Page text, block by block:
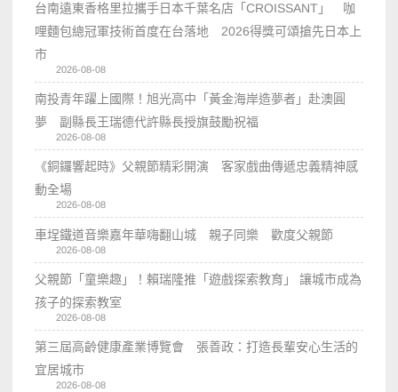
台南遠東香格里拉攜手日本千葉名店「CROISSANT」 咖
哩麵包總冠軍技術首度在台落地 2026得獎可頌搶先日本上
市
2026-08-08
南投青年躍上國際！旭光高中「黃金海岸造夢者」赴澳圓
夢 副縣長王瑞德代許縣長授旗鼓勵祝福
2026-08-08
《銅鑼響起時》父親節精彩開演 客家戲曲傳遞忠義精神感
動全場
2026-08-08
車埕鐵道音樂嘉年華嗨翻山城 親子同樂 歡度父親節
2026-08-08
父親節「童樂趣」！賴瑞隆推「遊戲探索教育」 讓城市成為
孩子的探索教室
2026-08-08
第三屆高齡健康產業博覽會 張善政：打造長輩安心生活的
宜居城市
2026-08-08